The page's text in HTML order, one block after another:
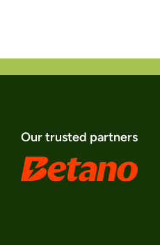
Our trusted partners